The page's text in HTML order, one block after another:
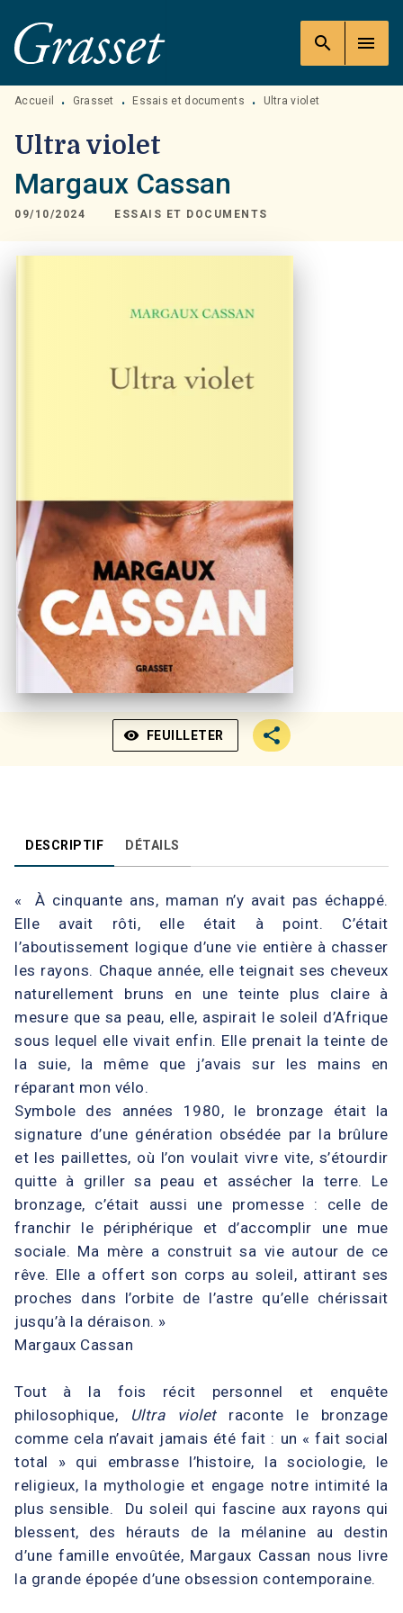
MENU RECHERCHE
PIED DE PAGE
search menu
Accueil • Grasset • Essais et documents • Ultra violet
Ultra violet
Margaux Cassan
09/10/2024 ESSAIS ET DOCUMENTS
visibility FEUILLETER
DESCRIPTIF DÉTAILS
« À cinquante ans, maman n’y avait pas échappé.
Elle avait rôti, elle était à point. C’était
l’aboutissement logique d’une vie entière à chasser
les rayons. Chaque année, elle teignait ses cheveux
naturellement bruns en une teinte plus claire à
mesure que sa peau, elle, aspirait le soleil d’Afrique
sous lequel elle vivait enfin. Elle prenait la teinte de
la suie, la même que j’avais sur les mains en
réparant mon vélo.
Symbole des années 1980, le bronzage était la
signature d’une génération obsédée par la brûlure
et les paillettes, où l’on voulait vivre vite, s’étourdir
quitte à griller sa peau et assécher la terre. Le
bronzage, c’était aussi une promesse : celle de
franchir le périphérique et d’accomplir une mue
sociale. Ma mère a construit sa vie autour de ce
rêve. Elle a offert son corps au soleil, attirant ses
proches dans l’orbite de l’astre qu’elle chérissait
jusqu’à la déraison. »
Margaux Cassan
Tout à la fois récit personnel et enquête
philosophique,
Ultra violetraconte le bronzage
comme cela n’avait jamais été fait : un « fait social
total » qui embrasse l’histoire, la sociologie, le
religieux, la mythologie et engage notre intimité la
plus sensible. Du soleil qui fascine aux rayons qui
blessent, des hérauts de la mélanine au destin
d’une famille envoûtée, Margaux Cassan nous livre
la grande épopée d’une obsession contemporaine.